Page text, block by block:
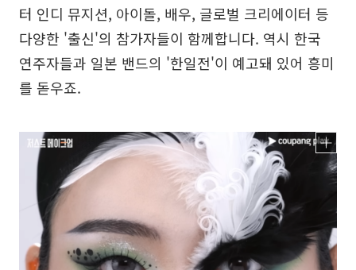
터 인디 뮤지션, 아이돌, 배우, 글로벌 크리에이터 등
다양한 '출신'의 참가자들이 함께합니다. 역시 한국
연주자들과 일본 밴드의 '한일전'이 예고돼 있어 흥미
를 돋우죠.